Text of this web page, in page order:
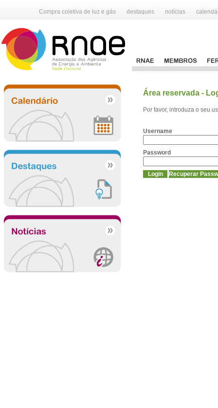
Compra coletiva de luz e gás destaques notícias
Área reservada -
Por favor, introduza o seu
Username
Password